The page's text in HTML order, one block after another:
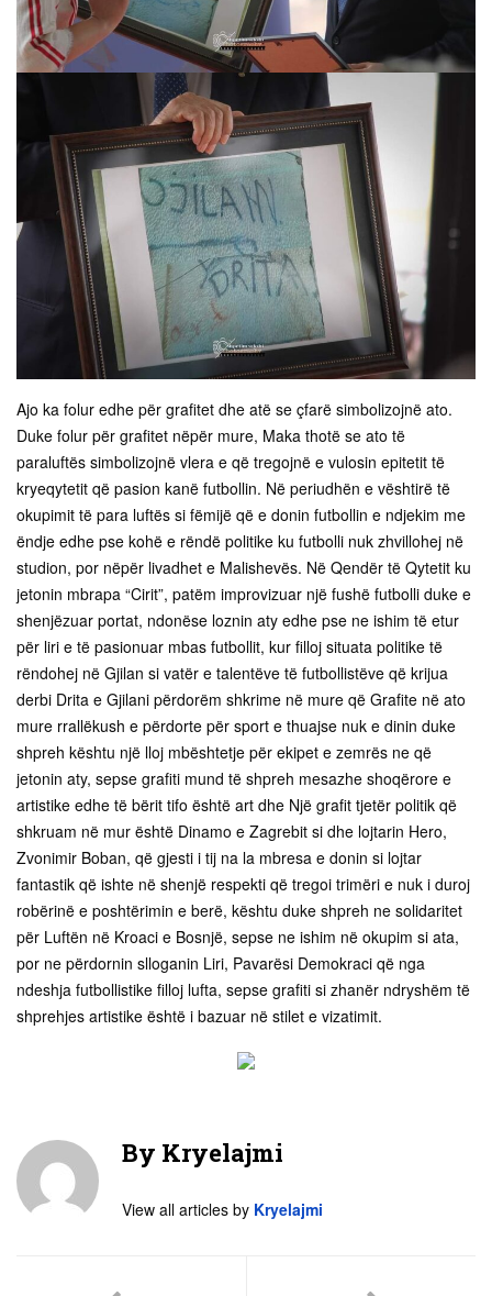
Ajo ka folur edhe për grafitet dhe atë se çfarë simbolizojnë ato.
Duke folur për grafitet nëpër mure, Maka thotë se ato të
paraluftës simbolizojnë vlera e që tregojnë e vulosin epitetit të
kryeqytetit që pasion kanë futbollin. Në periudhën e vështirë të
okupimit të para luftës si fëmijë që e donin futbollin e ndjekim me
ëndje edhe pse kohë e rëndë politike ku futbolli nuk zhvillohej në
studion, por nëpër livadhet e Malishevës. Në Qendër të Qytetit ku
jetonin mbrapa “Cirit”, patëm improvizuar një fushë futbolli duke e
shenjëzuar portat, ndonëse loznin aty edhe pse ne ishim të etur
për liri e të pasionuar mbas futbollit, kur filloj situata politike të
rëndohej në Gjilan si vatër e talentëve të futbollistëve që krijua
derbi Drita e Gjilani përdorëm shkrime në mure që Grafite në ato
mure rrallëkush e përdorte për sport e thuajse nuk e dinin duke
shpreh kështu një lloj mbështetje për ekipet e zemrës ne që
jetonin aty, sepse grafiti mund të shpreh mesazhe shoqërore e
artistike edhe të bërit tifo është art dhe Një grafit tjetër politik që
shkruam në mur është Dinamo e Zagrebit si dhe lojtarin Hero,
Zvonimir Boban, që gjesti i tij na la mbresa e donin si lojtar
fantastik që ishte në shenjë respekti që tregoi trimëri e nuk i duroj
robërinë e poshtërimin e berë, kështu duke shpreh ne solidaritet
për Luftën në Kroaci e Bosnjë, sepse ne ishim në okupim si ata,
por ne përdornin slloganin Liri, Pavarësi Demokraci që nga
ndeshja futbollistike filloj lufta, sepse grafiti si zhanër ndryshëm të
shprehjes artistike është i bazuar në stilet e vizatimit.
By Kryelajmi
View all articles by Kryelajmi